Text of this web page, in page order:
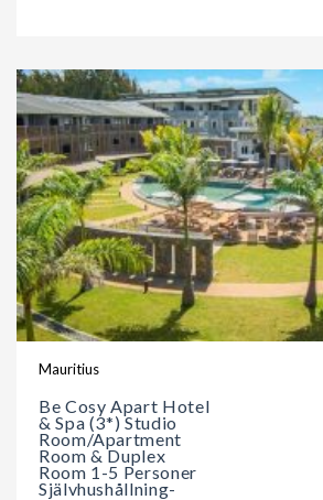
Mauritius
Be Cosy Apart Hotel
& Spa (3*) Studio
Room/Apartment
Room & Duplex
Room 1-5 Personer
Självhushållning-